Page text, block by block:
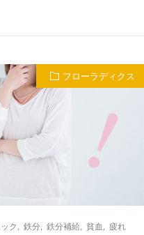
フローラディクス
ク ,鉄分 ,鉄分補給 ,貧血 ,疲れ